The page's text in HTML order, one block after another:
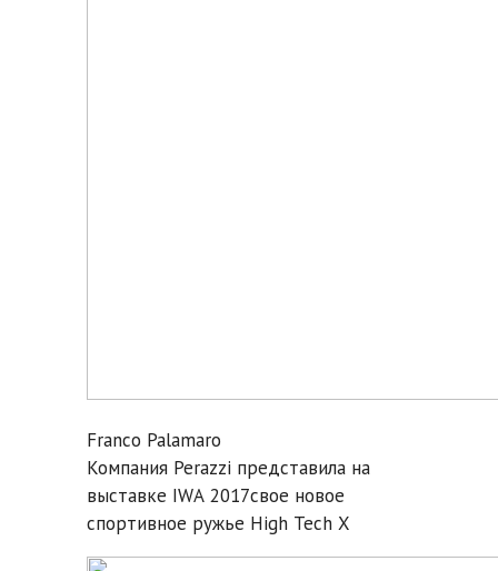
Franco Palamaro
Компания Perazzi представила на
выставке IWA 2017свое новое
спортивное ружье High Tech X